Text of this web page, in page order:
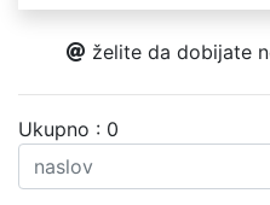
Ukupno : 0